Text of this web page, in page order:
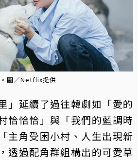
。圖／Netflix提供
」延續了過往韓劇如「愛的
恰恰恰」與「我們的藍調時
主角受困小村、人生出現新
透過配角群組構出的可愛草